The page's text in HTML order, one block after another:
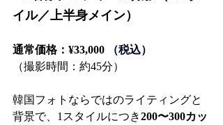
イル／上半身メイン）
通常価格：¥33,000
（税込）
（撮影時間：約45分）
韓国フォトならではのライティングと
背景で、1スタイルにつき200〜300カッ